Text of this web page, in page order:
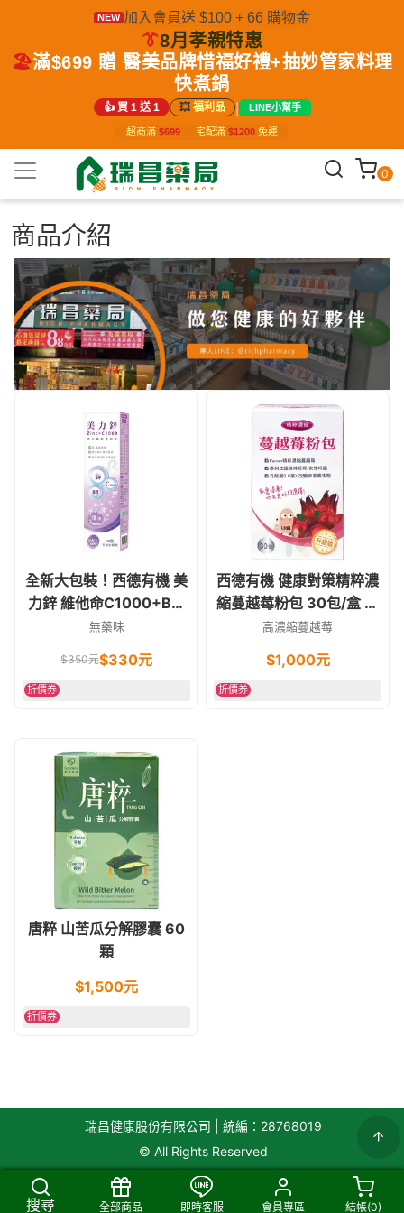
NEW 加入會員送 $100 + 66 購物金
👔8月孝親特惠
🏖️滿$699 贈 醫美品牌惜福好禮+抽妙管家料理
快煮鍋
👍 買 1 送 1 💥福利品 | LINE小幫手
超商滿 $699 宅配滿 $1200 免運
0
商品介紹
全新大包裝！西德有機 美
力鋅 維他命C1000+B群
+鋅 發泡錠 葡萄口味 15錠
無藥味
$350元$330元
折價券
西德有機 健康對策精粹濃
縮蔓越莓粉包 30包/盒 私
密處保健
高濃縮蔓越莓
$1,000元
折價券
唐粹 山苦瓜分解膠囊 60
顆
$1,500元
折價券
瑞昌健康股份有限公司 | 統編：28768019
© All Rights Reserved
搜尋 全部商品 即時客服 會員專區 結帳(0)